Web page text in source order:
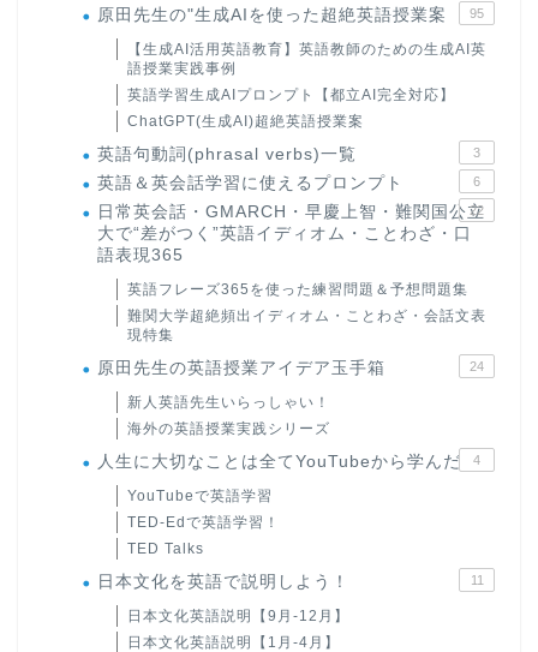
原田先生の"生成AIを使った超絶英語授業案 95
【生成AI活用英語教育】英語教師のための生成AI英
語授業実践事例
英語学習生成AIプロンプト【都立AI完全対応】
ChatGPT(生成AI)超絶英語授業案
英語句動詞(phrasal verbs)一覧 3
英語＆英会話学習に使えるプロンプト 6
日常英会話・GMARCH・早慶上智・難関国公立
大で“差がつく”英語イディオム・ことわざ・口
語表現365
22
英語フレーズ365を使った練習問題＆予想問題集
難関大学超絶頻出イディオム・ことわざ・会話文表
現特集
原田先生の英語授業アイデア玉手箱 24
新人英語先生いらっしゃい！
海外の英語授業実践シリーズ
人生に大切なことは全てYouTubeから学んだ 4
YouTubeで英語学習
TED-Edで英語学習！
TED Talks
日本文化を英語で説明しよう！ 11
日本文化英語説明【9月-12月】
日本文化英語説明【1月-4月】